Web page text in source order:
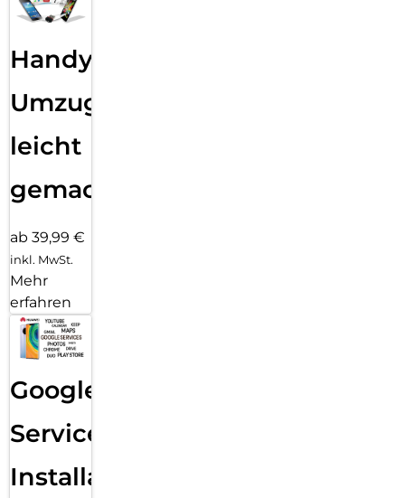
Handy
Umzug
leicht
gemacht!
ab 39,99 €
inkl. MwSt.
Mehr
erfahren
Google
Services
Installation